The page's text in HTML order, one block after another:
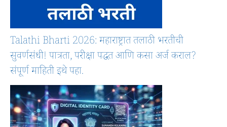
Talathi Bharti 2026: महाराष्ट्रात तलाठी भरतीची
सुवर्णसंधी! पात्रता, परीक्षा पद्धत आणि कसा अर्ज कराल?
संपूर्ण माहिती इथे पहा.